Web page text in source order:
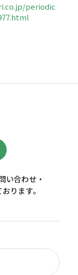
periodic
い合わせ・
ります。